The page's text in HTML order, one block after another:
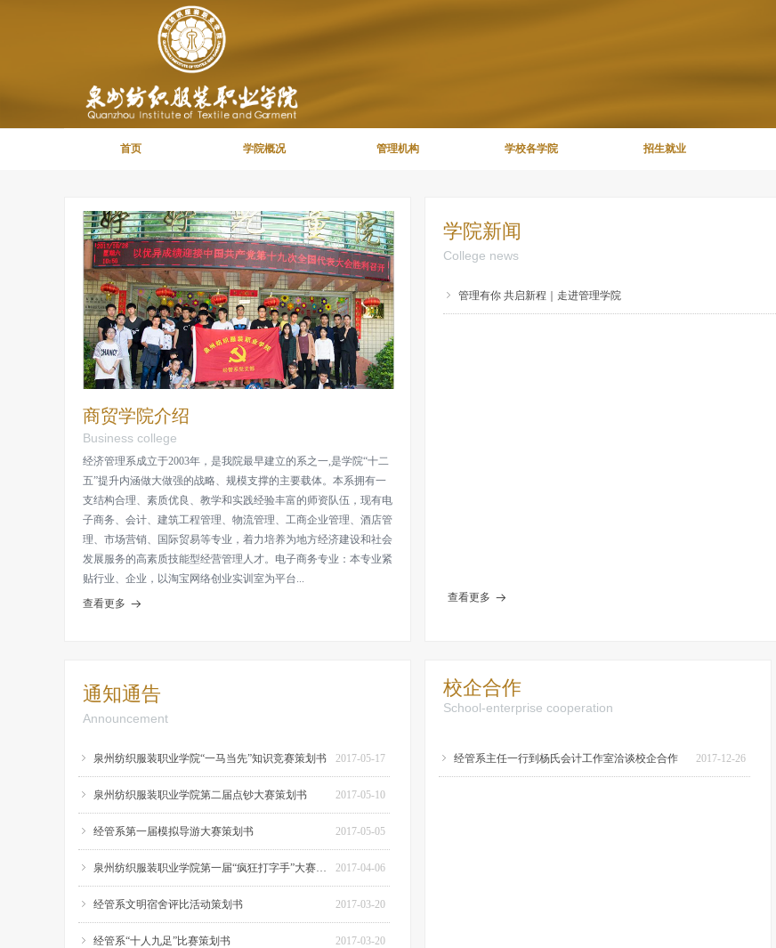
首页 学院概况 管理机构 学校各学院 招生就业
商贸学院介绍
Business college
经济管理系成立于2003年，是我院最早建立的系之一,是学院“十二
五”提升内涵做大做强的战略、规模支撑的主要载体。本系拥有一
支结构合理、素质优良、教学和实践经验丰富的师资队伍，现有电
子商务、会计、建筑工程管理、物流管理、工商企业管理、酒店管
理、市场营销、国际贸易等专业，着力培养为地方经济建设和社会
发展服务的高素质技能型经营管理人才。电子商务专业：本专业紧
贴行业、企业，以淘宝网络创业实训室为平台...
查看更多 뀠
查看更多 뀠
学院新闻
College news
ꁇ 管理有你 共启新程｜走进管理学院
通知通告
Announcement
2017-05-17
ꁇ 泉州纺织服装职业学院“一马当先”知识竞赛策划书
2017-05-10
ꁇ 泉州纺织服装职业学院第二届点钞大赛策划书
2017-05-05
ꁇ 经管系第一届模拟导游大赛策划书
2017-04-06
ꁇ 泉州纺织服装职业学院第一届“疯狂打字手”大赛通知
2017-03-20
ꁇ 经管系文明宿舍评比活动策划书
2017-03-20
ꁇ 经管系“十人九足”比赛策划书
校企合作
School-enterprise cooperation
2017-12-26
ꁇ 经管系主任一行到杨氏会计工作室洽谈校企合作